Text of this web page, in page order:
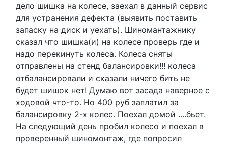
дело шишка на колесе, заехал в данный сервис
для устранения дефекта (выявить поставить
запаску на диск и уехать). Шиномантажнику
сказал что шишка(и) на колесе проверь где и
надо перекинуть колеса. Колеса сняты
отправлены на стенд балансировки!!! колеса
отбалансировали и сказали ничего бить не
будет шишок нет! Думаю вот засада наверное с
ходовой что-то. Но 400 руб заплатил за
балансировку 2-х колес. Поехал домой ....бьет.
На следующий день пробил колесо и поехал в
проверенный шиномонтаж, где попросил